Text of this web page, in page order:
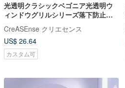
光透明クラシックベゴニア光透明ウ
ィンドウグリルシリーズ落下防止携
帯電話ケース CSBM01
CreASEnse クリエセンス
US$ 26.64
カスタム可